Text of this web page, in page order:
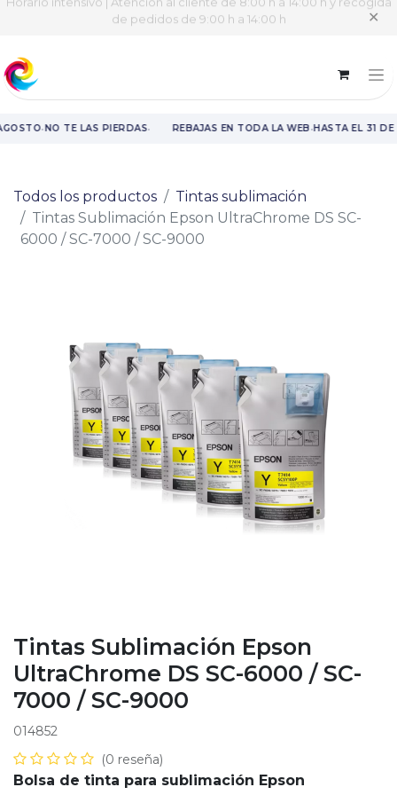
Horario intensivo | Atención al cliente de 8:00 h a 14:00 h y recogida
de pedidos de 9:00 h a 14:00 h ✕
·NO TE LAS PIERDAS· REBAJAS EN TODA LA WEB·HASTA EL 31 DE
Todos los productos
Tintas sublimación
Tintas Sublimación Epson UltraChrome DS SC-
6000 / SC-7000 / SC-9000
Tintas Sublimación Epson
UltraChrome DS SC-6000 / SC-
7000 / SC-9000
014852
(0 reseña)
Bolsa de tinta para sublimación Epson